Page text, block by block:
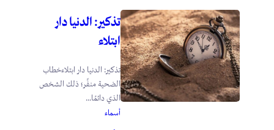
تذكير: الدنيا دار
ابتلاء
تذكير: الدنيا دار ابتلاءخطاب
الضحية منفِّر؛ ذلك الشخص
الذي دائمًا...
أسماء